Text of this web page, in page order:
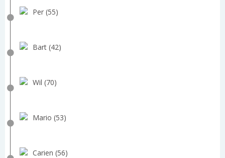
Per (55)
Bart (42)
Wil (70)
Mario (53)
Carien (56)